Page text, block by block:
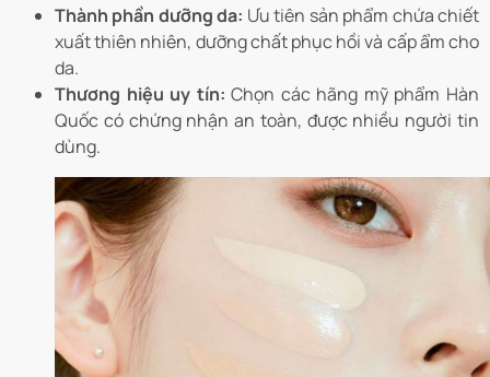
Thành phần dưỡng da: Ưu tiên sản phẩm chứa chiết
xuất thiên nhiên, dưỡng chất phục hồi và cấp ẩm cho
da.
Thương hiệu uy tín: Chọn các hãng mỹ phẩm Hàn
Quốc có chứng nhận an toàn, được nhiều người tin
dùng.